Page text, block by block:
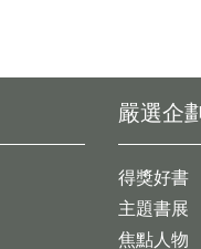
嚴選企劃
得獎好書
主題書展
焦點人物